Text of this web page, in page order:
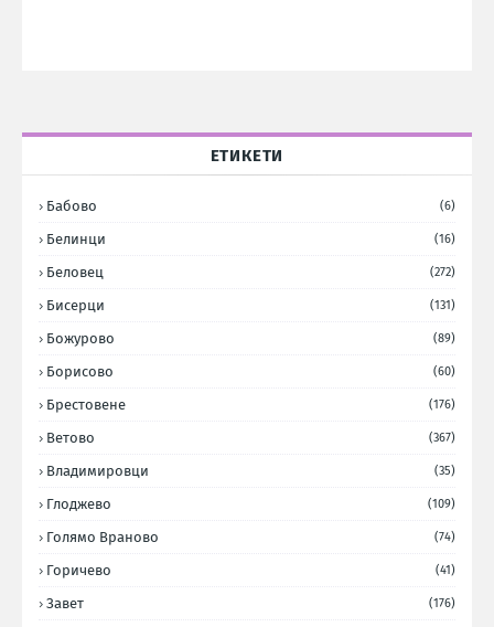
ЕТИКЕТИ
Бабово (6)
Белинци (16)
Беловец (272)
Бисерци (131)
Божурово (89)
Борисово (60)
Брестовене (176)
Ветово (367)
Владимировци (35)
Глоджево (109)
Голямо Враново (74)
Горичево (41)
Завет (176)